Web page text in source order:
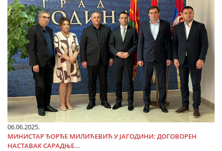
06.06.2025.
МИНИСТАР ЂОРЂЕ МИЛИЋЕВИЋ У ЈАГОДИНИ: ДОГОВОРЕН
НАСТАВАК САРАДЊЕ...